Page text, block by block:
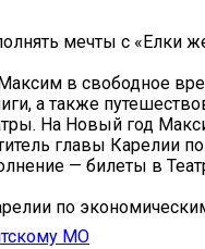
мечты с «Елки
в свободное
а также
На Новый год
главы Карелии
— билеты в
по
МО